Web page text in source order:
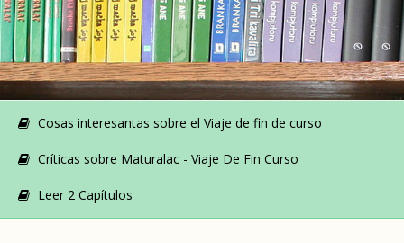
Cosas interesantas sobre el Viaje de fin de curso
Críticas sobre Maturalac - Viaje De Fin Curso
Leer 2 Capítulos